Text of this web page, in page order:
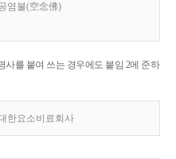
염불(空念佛)
사를 붙여 쓰는 경우에도 붙임 2에 준하
한요소비료회사